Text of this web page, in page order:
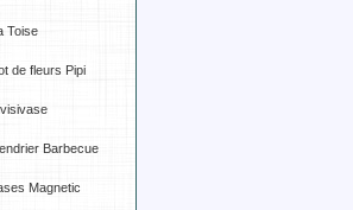
Toise
de fleurs Pipi
Barbecue
Magnetic